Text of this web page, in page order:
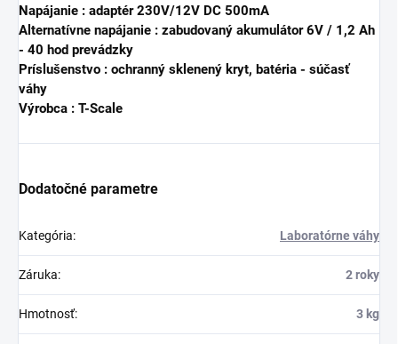
Napájanie : adaptér 230V/12V DC 500mA
Alternatívne napájanie : zabudovaný akumulátor 6V / 1,2 Ah
- 40 hod prevádzky
Príslušenstvo : ochranný sklenený kryt, batéria - súčasť
váhy
Výrobca : T-Scale
Dodatočné parametre
Kategória: Laboratórne váhy
Záruka: 2 roky
Hmotnosť: 3 kg